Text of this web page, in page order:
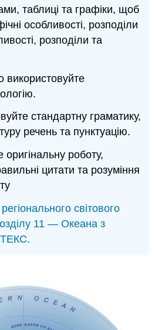
таблиці та графіки, щоб
особливості, розподіли
розподіли та
стандартну граматику,
речень та пунктуацію.
роботу,
цитати та розуміння
світового
11 — Океана з
ТЕКС.